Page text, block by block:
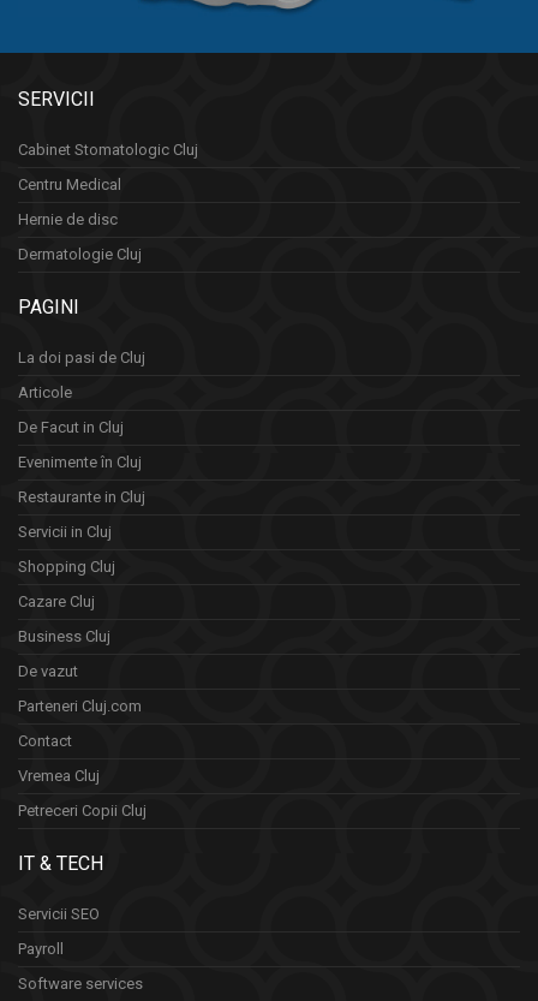
SERVICII
Cabinet Stomatologic Cluj
Centru Medical
Hernie de disc
Dermatologie Cluj
PAGINI
La doi pasi de Cluj
Articole
De Facut in Cluj
Evenimente în Cluj
Restaurante in Cluj
Servicii in Cluj
Shopping Cluj
Cazare Cluj
Business Cluj
De vazut
Parteneri Cluj.com
Contact
Vremea Cluj
Petreceri Copii Cluj
IT & TECH
Servicii SEO
Payroll
Software services